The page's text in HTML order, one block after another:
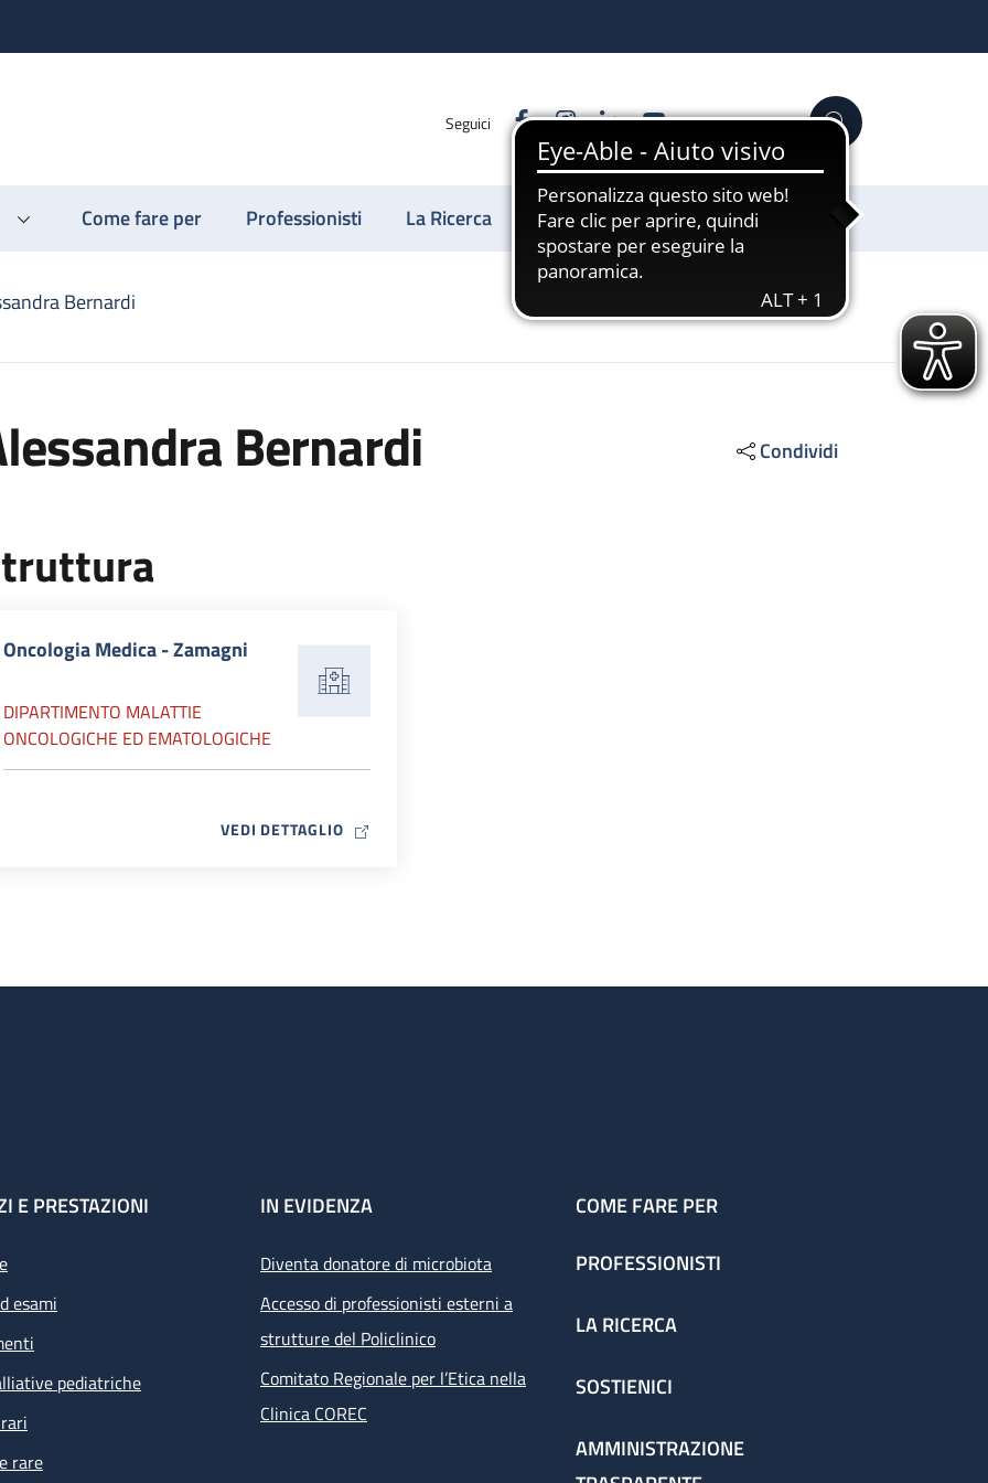
Seguici FacebookInstagram
LinkedinYouTube Cerca
Come fare per Professionisti La Ricerca Sostienici
Bernardi
Bernardi Condividi
Oncologia Medica - Zamagni
DIPARTIMENTO MALATTIE
ONCOLOGICHE ED EMATOLOGICHE
VEDI DETTAGLIOMAP ICON
E PRESTAZIONI
esami
pediatriche
rare
IN EVIDENZA
Diventa donatore di microbiota
Accesso di professionisti esterni a
strutture del Policlinico
Comitato Regionale per l’Etica nella
Clinica COREC
COME FARE PER
PROFESSIONISTI
LA RICERCA
SOSTIENICI
AMMINISTRAZIONE